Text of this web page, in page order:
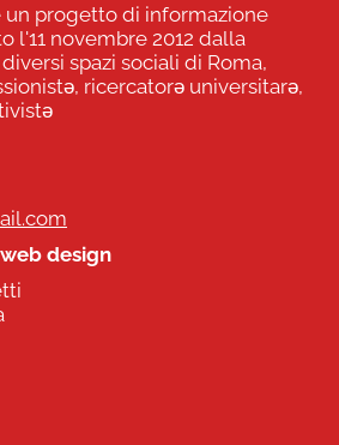
un progetto di informazione
l'11 novembre 2012 dalla
spazi sociali di Roma,
ricercatorə universitarə,
design